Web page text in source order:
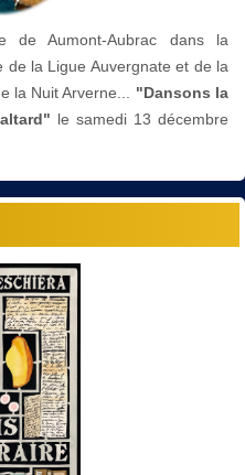
de Aumont-Aubrac dans la
de la Ligue Auvergnate et de la
la Nuit Arverne... "Dansons la
le samedi 13 décembre